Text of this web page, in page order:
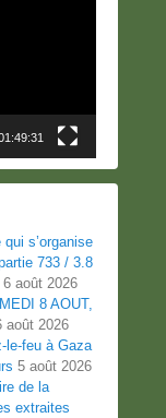
s’organise
733 / 3.8
6 août 2026
8 AOUT,
août 2026
le-feu à Gaza
5 août 2026
de la
extraites